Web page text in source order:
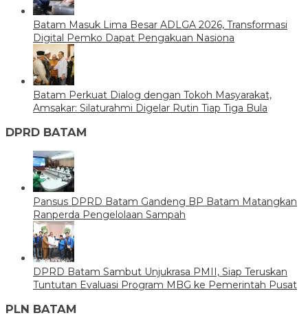
Batam Masuk Lima Besar ADLGA 2026, Transformasi
Digital Pemko Dapat Pengakuan Nasiona
Batam Perkuat Dialog dengan Tokoh Masyarakat,
Amsakar: Silaturahmi Digelar Rutin Tiap Tiga Bula
DPRD BATAM
Pansus DPRD Batam Gandeng BP Batam Matangkan
Ranperda Pengelolaan Sampah
DPRD Batam Sambut Unjukrasa PMII, Siap Teruskan
Tuntutan Evaluasi Program MBG ke Pemerintah Pusat
PLN BATAM